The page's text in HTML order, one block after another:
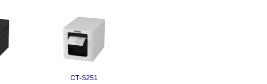
CT-S251